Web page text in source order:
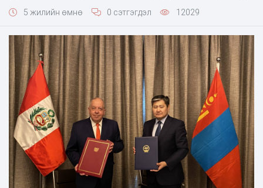
зарласан. Тиймээс Моннис групп олон давхар оффис
хийхээр болжээ. Моннис группийн захирал Б.Чулуунбаатар
Японд дээд
5 жилийн өмнө 0 сэтгэгдэл 12029